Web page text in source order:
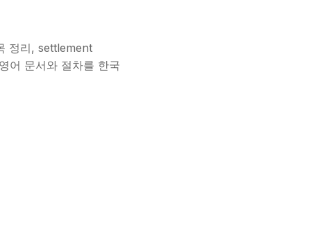
정리, settlement
어 문서와 절차를 한국